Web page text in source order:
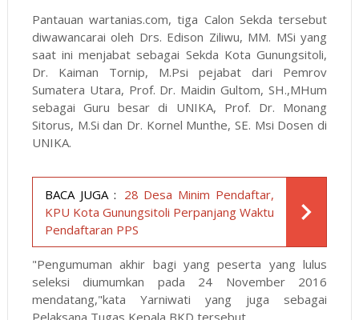
Pantauan wartanias.com, tiga Calon Sekda tersebut
diwawancarai oleh Drs. Edison Ziliwu, MM. MSi yang
saat ini menjabat sebagai Sekda Kota Gunungsitoli,
Dr. Kaiman Tornip, M.Psi pejabat dari Pemrov
Sumatera Utara, Prof. Dr. Maidin Gultom, SH.,MHum
sebagai Guru besar di UNIKA, Prof. Dr. Monang
Sitorus, M.Si dan Dr. Kornel Munthe, SE. Msi Dosen di
UNIKA.
BACA JUGA : 28 Desa Minim Pendaftar,
KPU Kota Gunungsitoli Perpanjang Waktu
Pendaftaran PPS
"Pengumuman akhir bagi yang peserta yang lulus
seleksi diumumkan pada 24 November 2016
mendatang,"kata Yarniwati yang juga sebagai
Pelaksana Tugas Kepala BKD tersebut.